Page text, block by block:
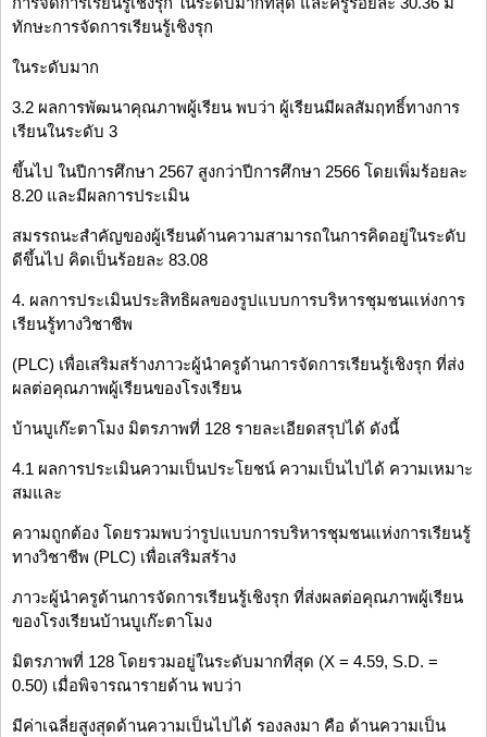
ทักษะการจัดการเรียนรู้เชิงรุก
ในระดับมาก
3.2 ผลการพัฒนาคุณภาพผู้เรียน พบว่า ผู้เรียนมีผลสัมฤทธิ์ทางการ
เรียนในระดับ 3
ขึ้นไป ในปีการศึกษา 2567 สูงกว่าปีการศึกษา 2566 โดยเพิ่มร้อยละ
8.20 และมีผลการประเมิน
สมรรถนะสำคัญของผู้เรียนด้านความสามารถในการคิดอยู่ในระดับ
ดีขึ้นไป คิดเป็นร้อยละ 83.08
4. ผลการประเมินประสิทธิผลของรูปแบบการบริหารชุมชนแห่งการ
เรียนรู้ทางวิชาชีพ
(PLC) เพื่อเสริมสร้างภาวะผู้นำครูด้านการจัดการเรียนรู้เชิงรุก ที่ส่ง
ผลต่อคุณภาพผู้เรียนของโรงเรียน
บ้านบูเก๊ะตาโมง มิตรภาพที่ 128 รายละเอียดสรุปได้ ดังนี้
4.1 ผลการประเมินความเป็นประโยชน์ ความเป็นไปได้ ความเหมาะ
สมและ
ความถูกต้อง โดยรวมพบว่ารูปแบบการบริหารชุมชนแห่งการเรียนรู้
ทางวิชาชีพ (PLC) เพื่อเสริมสร้าง
ภาวะผู้นำครูด้านการจัดการเรียนรู้เชิงรุก ที่ส่งผลต่อคุณภาพผู้เรียน
ของโรงเรียนบ้านบูเก๊ะตาโมง
มิตรภาพที่ 128 โดยรวมอยู่ในระดับมากที่สุด (X = 4.59, S.D. =
0.50) เมื่อพิจารณารายด้าน พบว่า
มีค่าเฉลี่ยสูงสุดด้านความเป็นไปได้ รองลงมา คือ ด้านความเป็น